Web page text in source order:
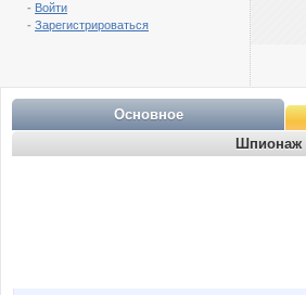
- Войти
- Зарегистрироваться
Основное
Шпионаж